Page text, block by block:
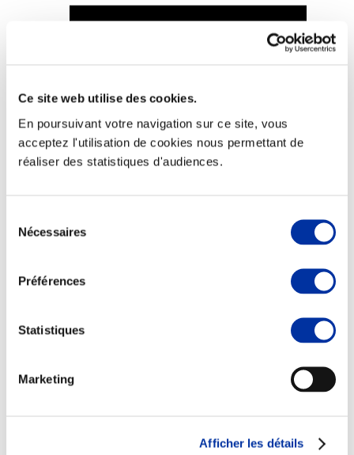
Ce site web utilise des cookies.
En poursuivant votre navigation sur ce site, vous
acceptez l'utilisation de cookies nous permettant de
réaliser des statistiques d'audiences.
Nécessaires
Préférences
Statistiques
Marketing
Afficher les détails
Viande et climat
Autonomie des élevages
Qualité air, eau, sols
Evaluation environnementale